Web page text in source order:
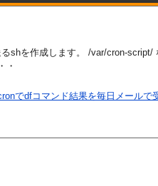
shを作成します。 /var/cron-
・
でdfコマンド結果を毎日メールで